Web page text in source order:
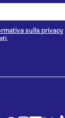
sulla privacy